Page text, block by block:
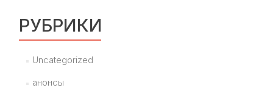
РУБРИКИ
Uncategorized
анонсы